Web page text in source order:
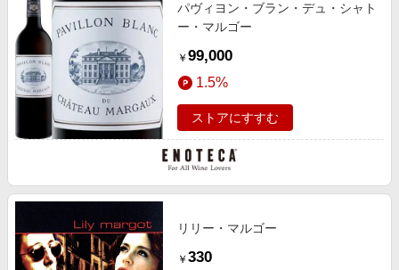
パヴィヨン・ブラン・デュ・シャト
ー・マルゴー
￥ 99,000
1.5%
ストアにすすむ
リリー・マルゴー
￥ 330